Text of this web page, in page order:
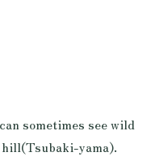
sometimes see wild
yama).